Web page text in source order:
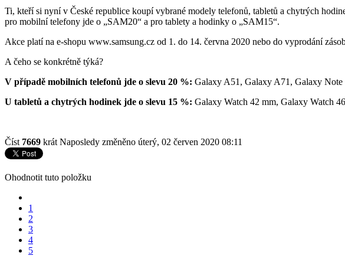
Ti, kteří si nyní v České republice koupí vybrané modely telefonů, tabletů a chytrých
pro mobilní telefony jde o „SAM20“ a pro tablety a hodinky o „SAM15“.
Akce platí na e-shopu www.samsung.cz od 1. do 14. června 2020 nebo do vyprodání
A čeho se konkrétně týká?
V případě mobilních telefonů jde o slevu 20 %: Galaxy A51, Galaxy A71, Galaxy
U tabletů a chytrých hodinek jde o slevu 15 %: Galaxy Watch 42 mm, Galaxy Watch
Číst 7669 krát Naposledy změněno úterý, 02 červen 2020 08:11
Ohodnotit tuto položku
1
2
3
4
5